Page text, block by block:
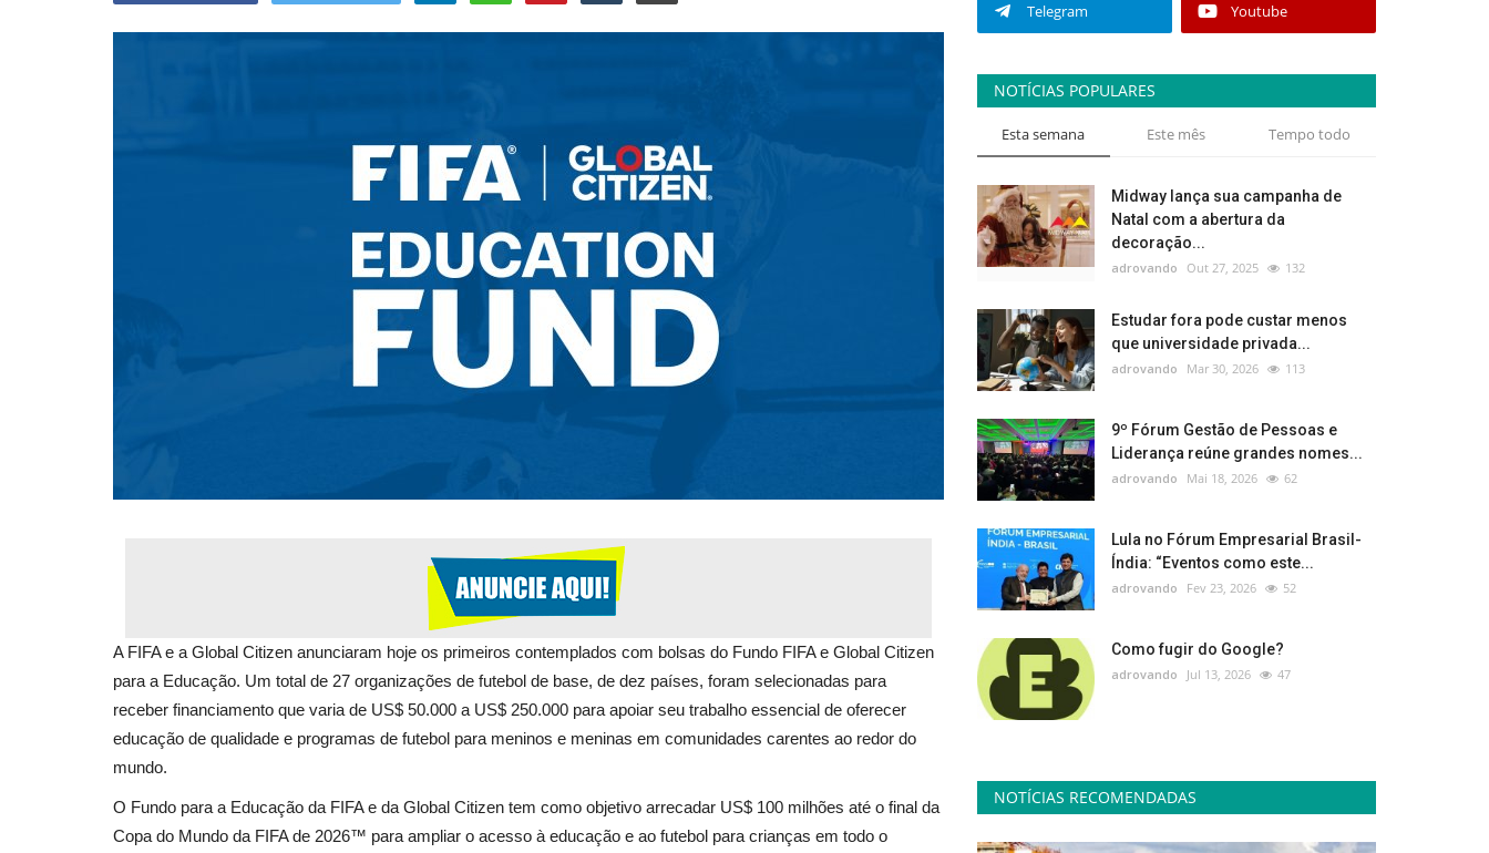
A FIFA e a Global Citizen anunciaram hoje os primeiros contemplados com bolsas do Fundo FIFA e Global Citizen
para a Educação. Um total de 27 organizações de futebol de base, de dez países, foram selecionadas para
receber financiamento que varia de US$ 50.000 a US$ 250.000 para apoiar seu trabalho essencial de oferecer
educação de qualidade e programas de futebol para meninos e meninas em comunidades carentes ao redor do
mundo.
O Fundo para a Educação da FIFA e da Global Citizen tem como objetivo arrecadar US$ 100 milhões até o final da
Copa do Mundo da FIFA de 2026™ para ampliar o acesso à educação e ao futebol para crianças em todo o
Telegram Youtube
NOTÍCIAS POPULARES
Esta semana Este mês Tempo todo
Midway lança sua campanha de
Natal com a abertura da
decoração...
adrovando Out 27, 2025 132
Estudar fora pode custar menos
que universidade privada...
adrovando Mar 30, 2026 113
9º Fórum Gestão de Pessoas e
Liderança reúne grandes nomes...
adrovando Mai 18, 2026 62
Lula no Fórum Empresarial Brasil-
Índia: “Eventos como este...
adrovando Fev 23, 2026 52
Como fugir do Google?
adrovando Jul 13, 2026 47
NOTÍCIAS RECOMENDADAS